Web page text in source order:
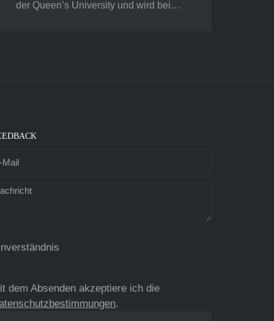
der Queen’s University und wird bei…
dem Absenden akzeptiere ich die
.